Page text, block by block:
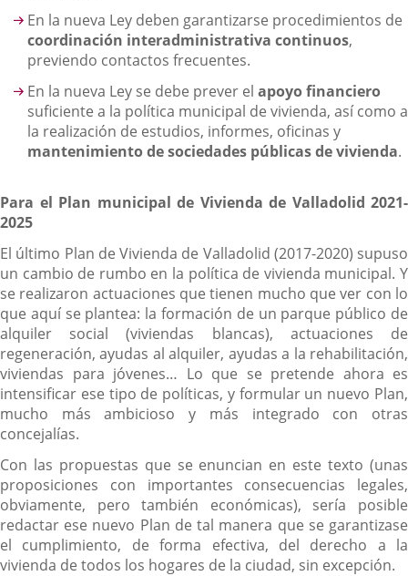
En la nueva Ley deben garantizarse procedimientos de
coordinación interadministrativa continuos,
previendo contactos frecuentes.
En la nueva Ley se debe prever el apoyo financiero
suficiente a la política municipal de vivienda, así como a
la realización de estudios, informes, oficinas y
mantenimiento de sociedades públicas de vivienda.
Para el Plan municipal de Vivienda de Valladolid 2021-
2025
El último Plan de Vivienda de Valladolid (2017-2020) supuso
un cambio de rumbo en la política de vivienda municipal. Y
se realizaron actuaciones que tienen mucho que ver con lo
que aquí se plantea: la formación de un parque público de
alquiler social (viviendas blancas), actuaciones de
regeneración, ayudas al alquiler, ayudas a la rehabilitación,
viviendas para jóvenes… Lo que se pretende ahora es
intensificar ese tipo de políticas, y formular un nuevo Plan,
mucho más ambicioso y más integrado con otras
concejalías.
Con las propuestas que se enuncian en este texto (unas
proposiciones con importantes consecuencias legales,
obviamente, pero también económicas), sería posible
redactar ese nuevo Plan de tal manera que se garantizase
el cumplimiento, de forma efectiva, del derecho a la
vivienda de todos los hogares de la ciudad, sin excepción.